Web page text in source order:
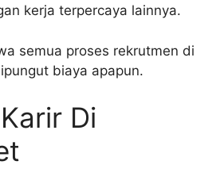
kerja terpercaya lainnya.
semua proses rekrutmen di
biaya apapun.
Di